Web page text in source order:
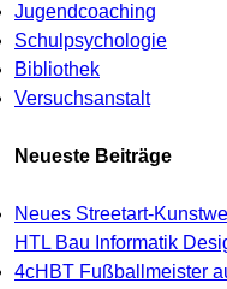
Jugendcoaching
Schulpsychologie
Bibliothek
Versuchsanstalt
Neueste Beiträge
Neues Streetart-
HTL Bau Informatik
4cHBT Fußballmeister